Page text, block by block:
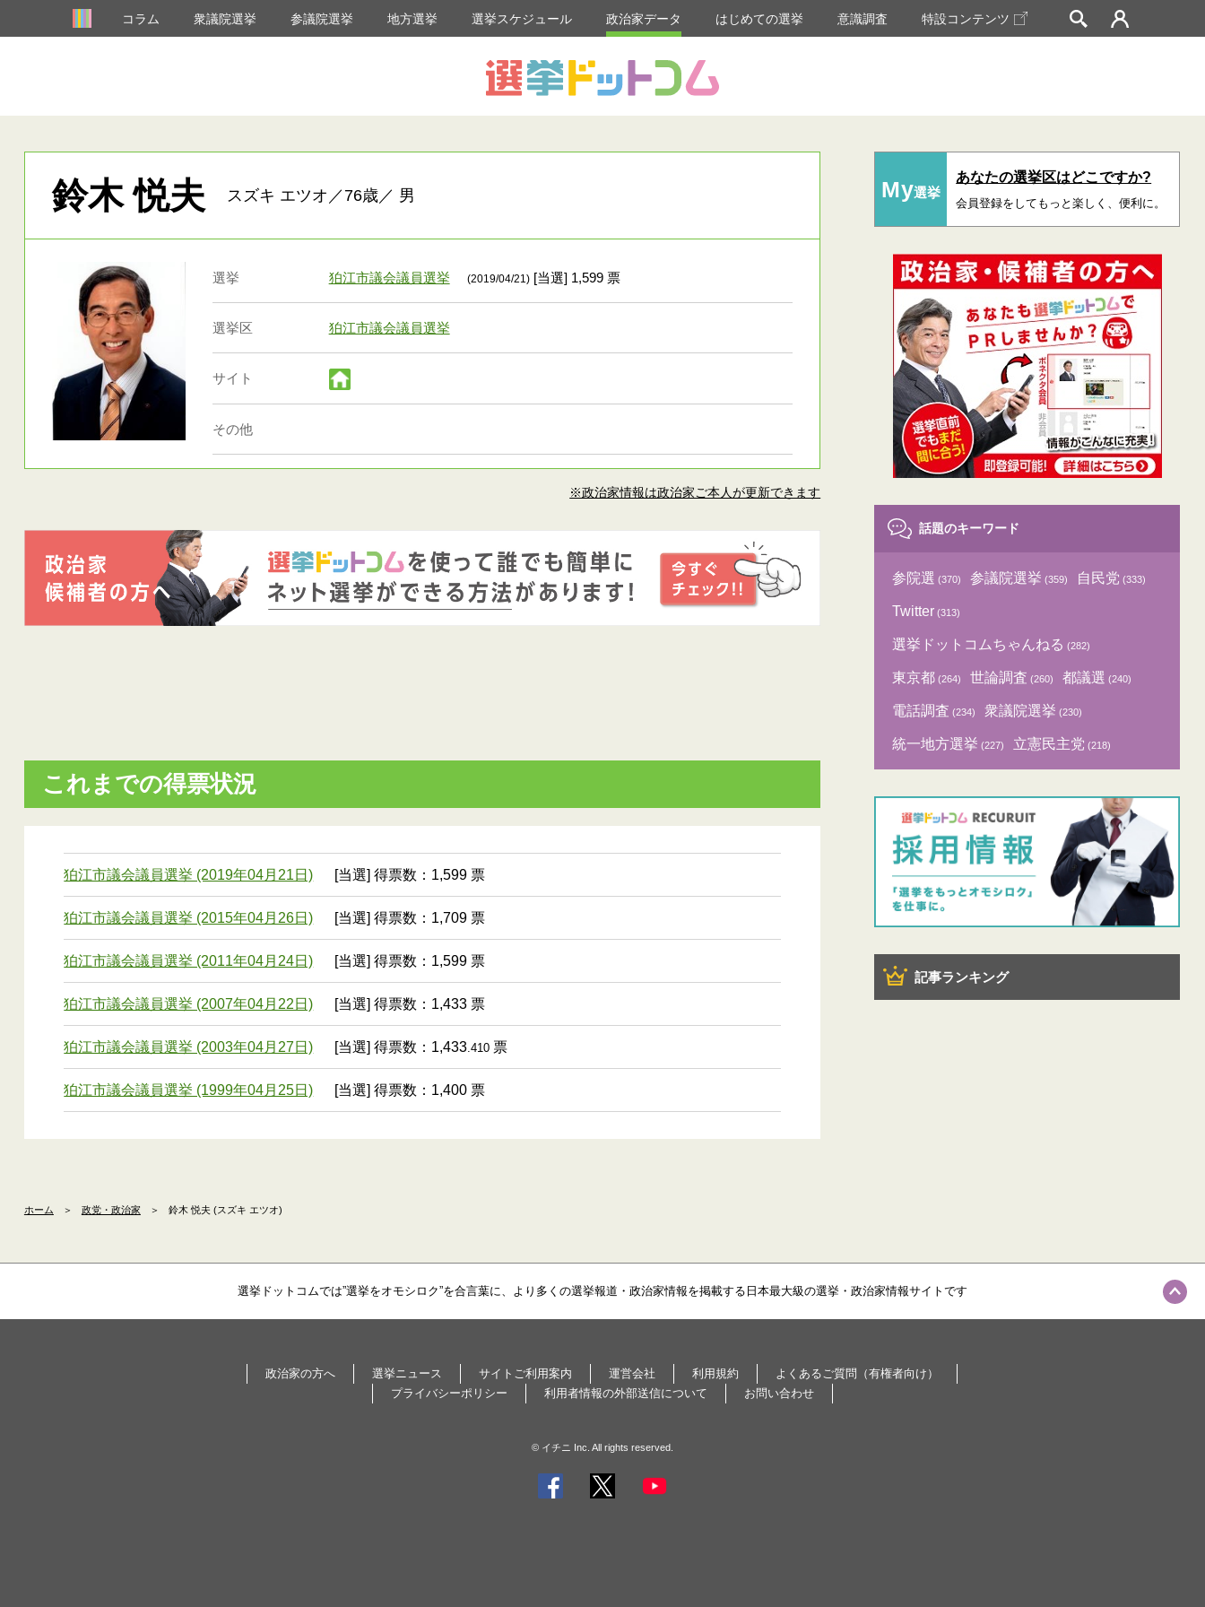
コラム 衆議院選挙 参議院選挙 地方選挙 選挙スケジュール 政治家データ はじめての選挙 意識調査 特設コンテンツ
鈴木 悦夫 スズキ エツオ／76歳／ 男
選挙 狛江市議会議員選挙 (2019/04/21)[当選] 1,599 票
選挙区 狛江市議会議員選挙
サイト
その他
※政治家情報は政治家ご本人が更新できます
これまでの得票状況
狛江市議会議員選挙 (2019年04月21日) [当選] 得票数：1,599 票
狛江市議会議員選挙 (2015年04月26日) [当選] 得票数：1,709 票
狛江市議会議員選挙 (2011年04月24日) [当選] 得票数：1,599 票
狛江市議会議員選挙 (2007年04月22日) [当選] 得票数：1,433 票
狛江市議会議員選挙 (2003年04月27日) [当選] 得票数：1,433.410 票
狛江市議会議員選挙 (1999年04月25日) [当選] 得票数：1,400 票
My選挙
あなたの選挙区はどこですか?
会員登録をしてもっと楽しく、便利に。
話題のキーワード
参院選 (370) 参議院選挙 (359) 自民党 (333)
Twitter (313)
選挙ドットコムちゃんねる (282)
東京都 (264) 世論調査 (260) 都議選 (240)
電話調査 (234) 衆議院選挙 (230)
統一地方選挙 (227) 立憲民主党 (218)
記事ランキング
ホーム ＞ 政党・政治家 ＞ 鈴木 悦夫 (スズキ エツオ)
選挙ドットコムでは”選挙をオモシロク”を合言葉に、より多くの選挙報道・政治家情報を掲載する日本最大級の選挙・政治家情報サイトです
政治家の方へ 選挙ニュース サイトご利用案内 運営会社 利用規約
よくあるご質問（有権者向け）
プライバシーポリシー
利用者情報の外部送信について お問い合わせ
© イチニ Inc. All rights reserved.